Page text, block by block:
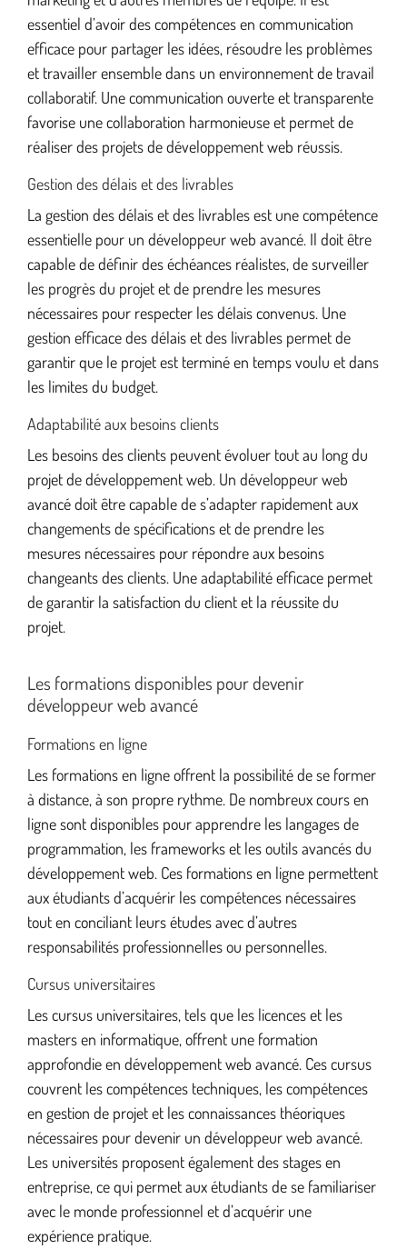
essentiel d’avoir des compétences en communication
efficace pour partager les idées, résoudre les problèmes
et travailler ensemble dans un environnement de travail
collaboratif. Une communication ouverte et transparente
favorise une collaboration harmonieuse et permet de
réaliser des projets de développement web réussis.
Gestion des délais et des livrables
La gestion des délais et des livrables est une compétence
essentielle pour un développeur web avancé. Il doit être
capable de définir des échéances réalistes, de surveiller
les progrès du projet et de prendre les mesures
nécessaires pour respecter les délais convenus. Une
gestion efficace des délais et des livrables permet de
garantir que le projet est terminé en temps voulu et dans
les limites du budget.
Adaptabilité aux besoins clients
Les besoins des clients peuvent évoluer tout au long du
projet de développement web. Un développeur web
avancé doit être capable de s’adapter rapidement aux
changements de spécifications et de prendre les
mesures nécessaires pour répondre aux besoins
changeants des clients. Une adaptabilité efficace permet
de garantir la satisfaction du client et la réussite du
projet.
Les formations disponibles pour devenir
développeur web avancé
Formations en ligne
Les formations en ligne offrent la possibilité de se former
à distance, à son propre rythme. De nombreux cours en
ligne sont disponibles pour apprendre les langages de
programmation, les frameworks et les outils avancés du
développement web. Ces formations en ligne permettent
aux étudiants d’acquérir les compétences nécessaires
tout en conciliant leurs études avec d’autres
responsabilités professionnelles ou personnelles.
Cursus universitaires
Les cursus universitaires, tels que les licences et les
masters en informatique, offrent une formation
approfondie en développement web avancé. Ces cursus
couvrent les compétences techniques, les compétences
en gestion de projet et les connaissances théoriques
nécessaires pour devenir un développeur web avancé.
Les universités proposent également des stages en
entreprise, ce qui permet aux étudiants de se familiariser
avec le monde professionnel et d’acquérir une
expérience pratique.